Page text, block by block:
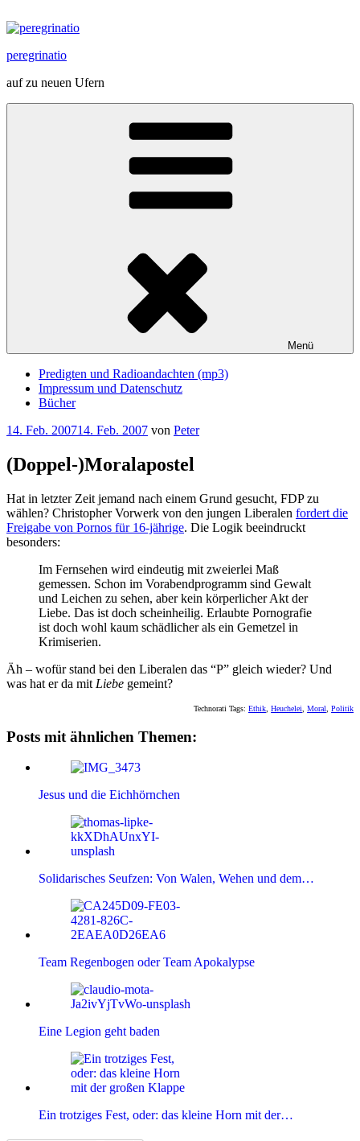
Inhalt
peregrinatio
auf zu neuen Ufern
Menü
Predigten und Radioandachten (mp3)
Impressum und Datenschutz
Bücher
Veröffentlicht
14. Feb. 200714. Feb. 2007 von Peter
(Doppel-)Moralapostel
Hat in letzter Zeit jemand nach einem Grund gesucht, FDP zu
wählen? Christopher Vorwerk von den jungen Liberalen fordert die
Freigabe von Pornos für 16-jährige. Die Logik beeindruckt
besonders:
Im Fernsehen wird eindeutig mit zweierlei Maß
gemessen. Schon im Vorabendprogramm sind Gewalt
und Leichen zu sehen, aber kein körperlicher Akt der
Liebe. Das ist doch scheinheilig. Erlaubte Pornografie
ist doch wohl kaum schädlicher als ein Gemetzel in
Krimiserien.
Äh – wofür stand bei den Liberalen das “P” gleich wieder? Und
was hat er da mit Liebe gemeint?
Technorati Tags: Ethik Heuchelei Moral Politik
Posts mit ähnlichen Themen:
Jesus und die Eichhörnchen
Solidarisches Seufzen: Von Walen, Wehen und dem…
Team Regenbogen oder Team Apokalypse
Eine Legion geht baden
Ein trotziges Fest, oder: das kleine Horn mit der…